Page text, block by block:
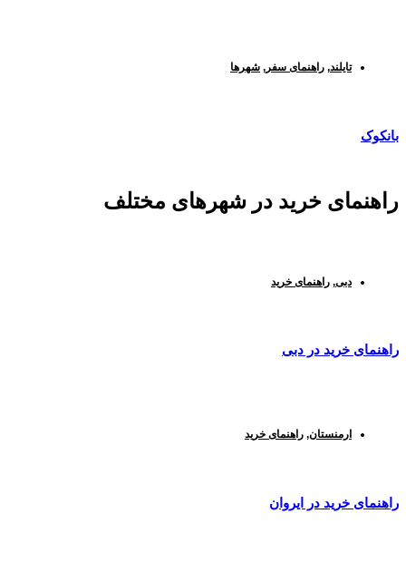
تایلند, راهنمای سفر , شهرها
بانکوک
راهنمای خرید در شهرهای مختلف
دبی, راهنمای خرید
راهنمای خرید در دبی
ارمنستان, راهنمای خرید
راهنمای خرید در ایروان